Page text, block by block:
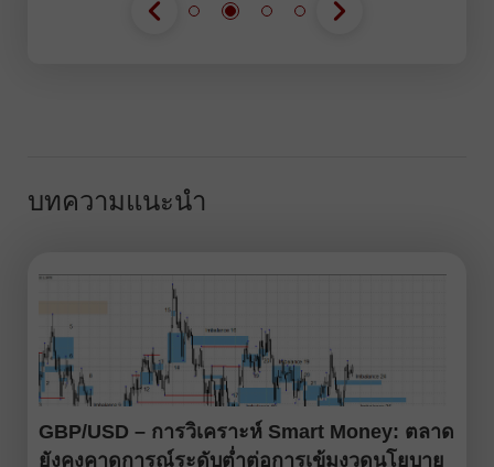
บทความแนะนำ
GBP/USD – การวิเคราะห์ Smart Money: ตลาด
ยังคงคาดการณ์ระดับต่ำต่อการเข้มงวดนโยบาย